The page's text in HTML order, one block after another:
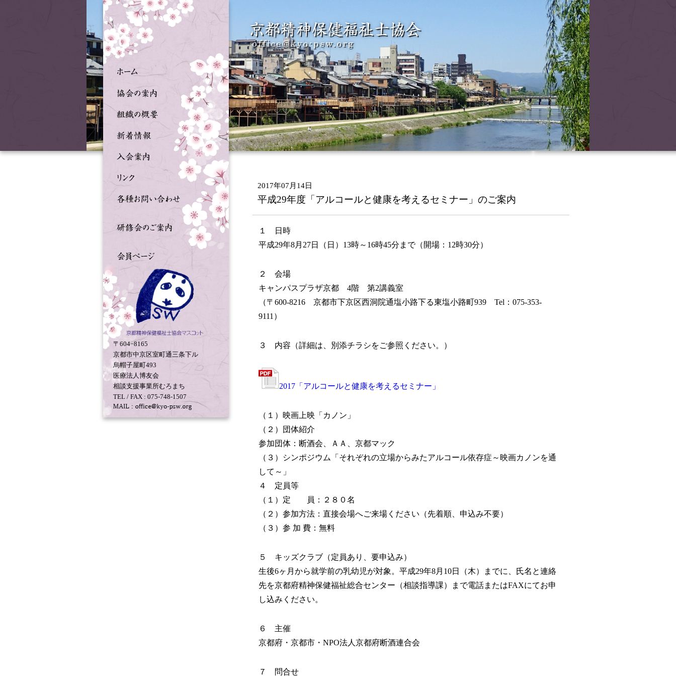
〒604−8165
京都市中京区室町通三条下ル
烏帽子屋町493
医療法人博友会
相談支援事業所むろまち
TEL / FAX : 075-748-1507
2017年07月14日
平成29年度「アルコールと健康を考えるセミナー」のご案内
１ 日時
平成29年8月27日（日）13時～16時45分まで（開場：12時30分）
２ 会場
キャンパスプラザ京都 4階 第2講義室
（〒600-8216 京都市下京区西洞院通塩小路下る東塩小路町939 Tel：075-353-
9111）
３ 内容（詳細は、別添チラシをご参照ください。）
2017「アルコールと健康を考えるセミナー」
（１）映画上映「カノン」
（２）団体紹介
参加団体：断酒会、ＡＡ、京都マック
（３）シンポジウム「それぞれの立場からみたアルコール依存症～映画カノンを通
して～」
４ 定員等
（１）定 員：２８０名
（２）参加方法：直接会場へご来場ください（先着順、申込み不要）
（３）参 加 費：無料
５ キッズクラブ（定員あり、要申込み）
生後6ヶ月から就学前の乳幼児が対象。平成29年8月10日（木）までに、氏名と連絡
先を京都府精神保健福祉総合センター（相談指導課）まで電話またはFAXにてお申
し込みください。
６ 主催
京都府・京都市・NPO法人京都府断酒連合会
７ 問合せ